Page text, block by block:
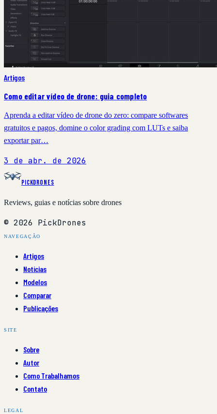
Artigos
Como editar vídeo de drone: guia completo
Aprenda a editar vídeo de drone do zero: compare softwares
gratuitos e pagos, domine o color grading com LUTs e saiba
exportar par…
3 de abr. de 2026
PickDrones
Reviews, guias e notícias sobre drones
© 2026 PickDrones
NAVEGAÇÃO
Artigos
Notícias
Modelos
Comparar
Publicações
SITE
Sobre
Autor
Como Trabalhamos
Contato
LEGAL